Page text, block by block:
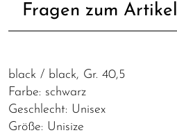
Fragen zum Artikel
black / black, Gr. 40,5
Farbe: schwarz
Geschlecht: Unisex
Größe: Unisize